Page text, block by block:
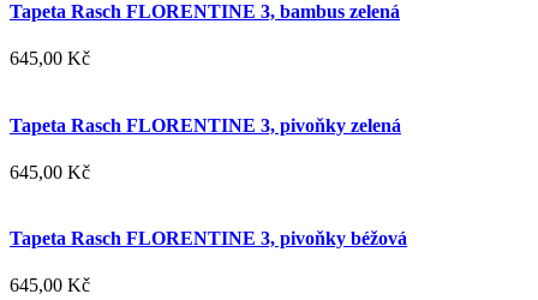
Tapeta Rasch FLORENTINE 3, bambus zelená
645,00 Kč
Tapeta Rasch FLORENTINE 3, pivoňky zelená
645,00 Kč
Tapeta Rasch FLORENTINE 3, pivoňky béžová
645,00 Kč